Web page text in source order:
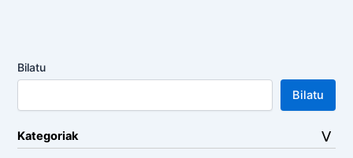
Bilatu
Bilatu
Kategoriak